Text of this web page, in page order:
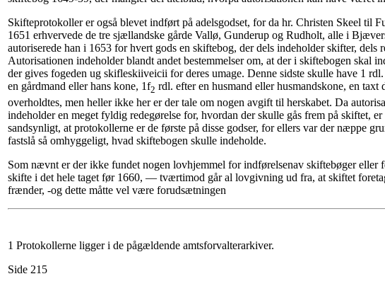
Skifteprotokoller er også blevet indført på adelsgodset, for da hr. Christen Skeel til
1651 erhvervede de tre sjællandske gårde Vallø, Gunderup og Rudholt, alle i
autoriserede han i 1653 for hvert gods en skiftebog, der dels indeholder skifter, dels
Autorisationen indeholder blandt andet bestemmelser om, at der i skiftebogen skal
der gives fogeden ug skifleskiiveicii for deres umage. Denne sidste skulle have 1
en gårdmand eller hans kone, 1f2 rdl. efter en husmand eller husmandskone, en taxt
overholdtes, men heller ikke her er der tale om nogen avgift til herskabet. Da
indeholder en meget fyldig redegørelse for, hvordan der skulle gås frem på skiftet, er
sandsynligt, at protokollerne er de første på disse godser, for ellers var der næppe
fastslå så omhyggeligt, hvad skiftebogen skulle indeholde.
Som nævnt er der ikke fundet nogen lovhjemmel for indførelsenav skiftebøger eller
skifte i det hele taget før 1660, — tværtimod går al lovgivning ud fra, at skiftet
frænder, -og dette måtte vel være forudsætningen
1 Protokollerne ligger i de pågældende amtsforvalterarkiver.
Side 215